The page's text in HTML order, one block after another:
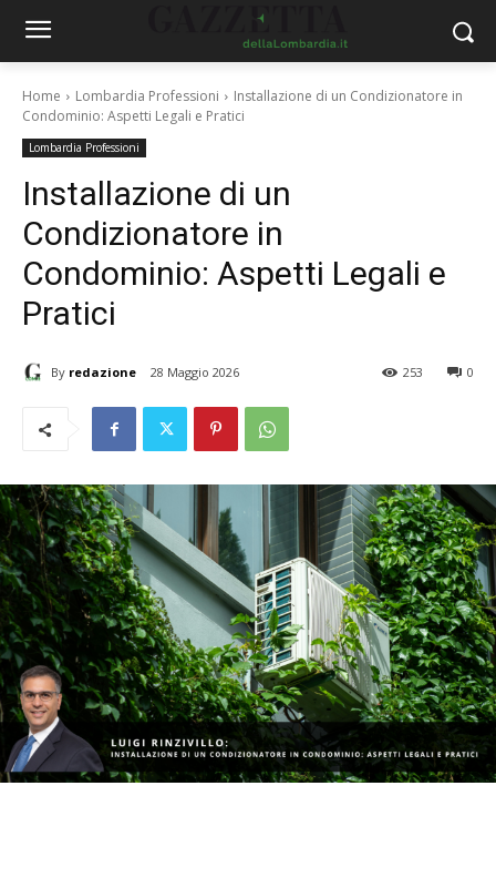
Home Lombardia Professioni
Installazione di un Condizionatore in
Condominio: Aspetti Legali e Pratici
Lombardia Professioni
Installazione di un
Condizionatore in
Condominio: Aspetti Legali e
Pratici
By redazione 28 Maggio 2026 0
253